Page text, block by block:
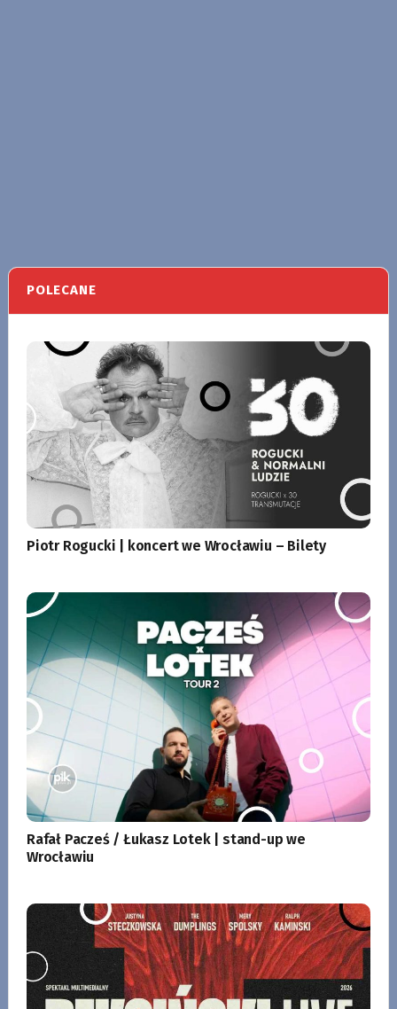
POLECANE
Piotr Rogucki | koncert we Wrocławiu – Bilety
Rafał Pacześ / Łukasz Lotek | stand-up we
Wrocławiu